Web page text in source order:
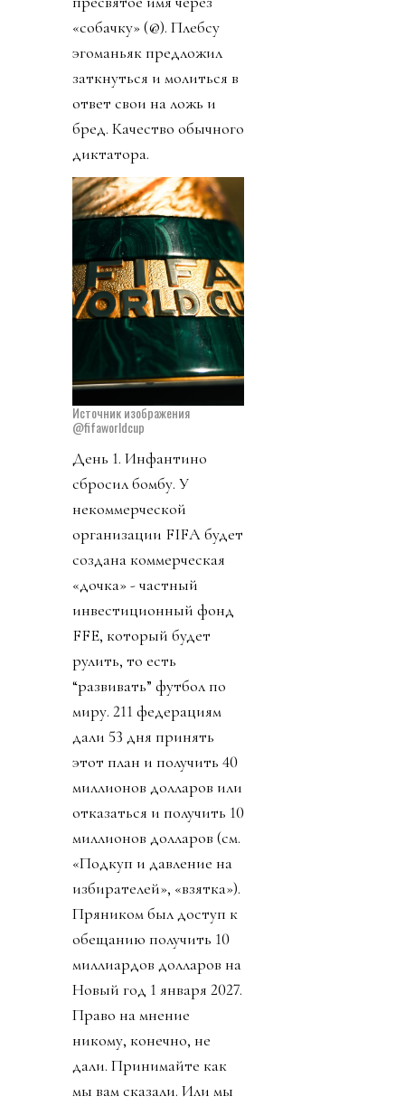
«собачку» (@). Плебсу
эгоманьяк предложил
заткнуться и молиться в
ответ свои на ложь и
бред. Качество обычного
диктатора.
Источник изображения
@fifaworldcup
День 1. Инфантино
сбросил бомбу. У
некоммерческой
организации FIFA будет
создана коммерческая
«дочка» - частный
инвестиционный фонд
FFE, который будет
рулить, то есть
“развивать” футбол по
миру. 211 федерациям
дали 53 дня принять
этот план и получить 40
миллионов долларов или
отказаться и получить 10
миллионов долларов (см.
«Подкуп и давление на
избирателей», «взятка»).
Пряником был доступ к
обещанию получить 10
миллиардов долларов на
Новый год 1 января 2027.
Право на мнение
никому, конечно, не
дали. Принимайте как
мы вам сказали. Или мы